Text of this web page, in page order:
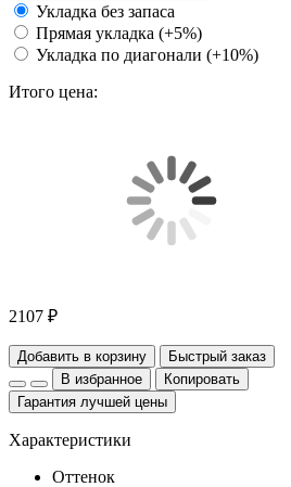
Укладка без запаса
Прямая укладка (+5%)
Укладка по диагонали (+10%)
Итого цена:
2107 ₽
Добавить в корзину
Быстрый заказ
В избранное
Копировать
Гарантия лучшей цены
Характеристики
Оттенок